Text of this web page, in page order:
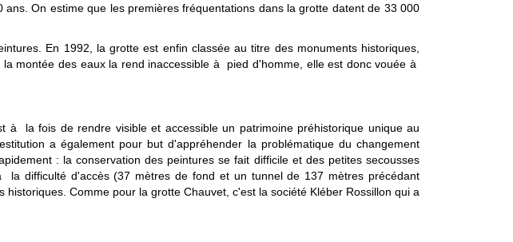
On estime que les premières fréquentations dans la grotte datent de 33 000
En 1992, la grotte est enfin classée au titre des monuments historiques,
montée des eaux la rend inaccessible à pied d'homme, elle est donc vouée à
à la fois de rendre visible et accessible un patrimoine préhistorique unique au
a également pour but d'appréhender la problématique du changement
: la conservation des peintures se fait difficile et des petites secousses
difficulté d'accès (37 mètres de fond et un tunnel de 137 mètres précédant
Comme pour la grotte Chauvet, c'est la société Kléber Rossillon qui a